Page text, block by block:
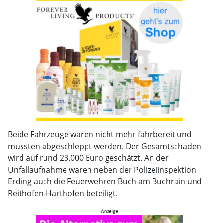
Beide Fahrzeuge waren nicht mehr fahrbereit und
mussten abgeschleppt werden. Der Gesamtschaden
wird auf rund 23.000 Euro geschätzt. An der
Unfallaufnahme waren neben der Polizeiinspektion
Erding auch die Feuerwehren Buch am Buchrain und
Reithofen-Harthofen beteiligt.